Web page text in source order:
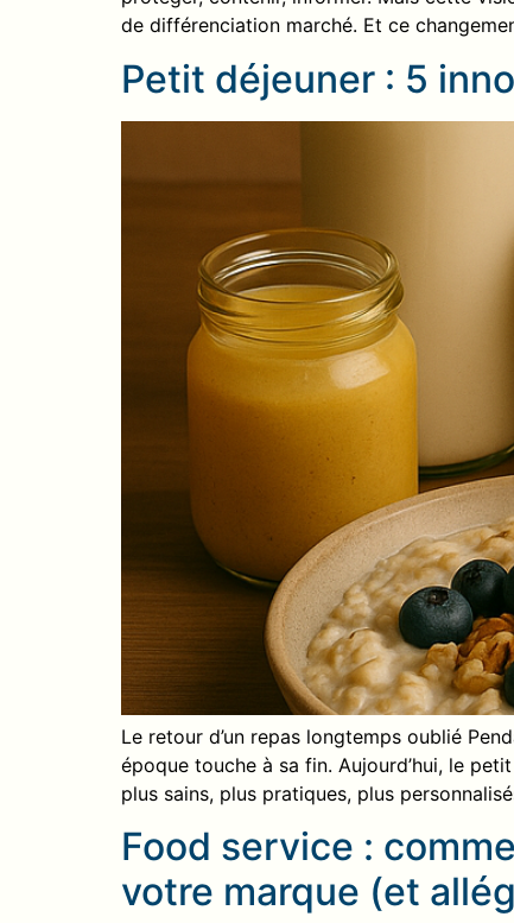
protéger, contenir, informer. Mais cette
de différenciation marché. Et ce
Petit déjeuner : 5
Le retour d’un repas longtemps oublié
époque touche à sa fin. Aujourd’hui, le
plus sains, plus pratiques, plus
Food service :
votre marque (et